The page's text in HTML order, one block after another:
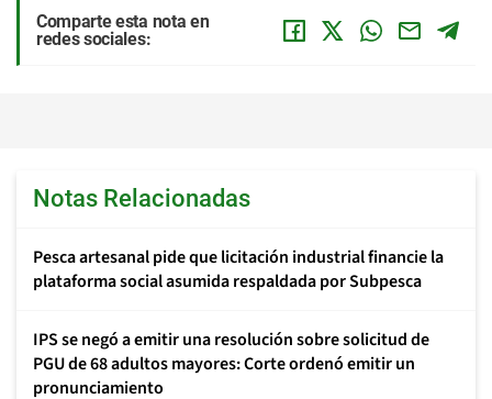
Comparte esta nota en
redes sociales:
Notas Relacionadas
Pesca artesanal pide que licitación industrial financie la
plataforma social asumida respaldada por Subpesca
IPS se negó a emitir una resolución sobre solicitud de
PGU de 68 adultos mayores: Corte ordenó emitir un
pronunciamiento